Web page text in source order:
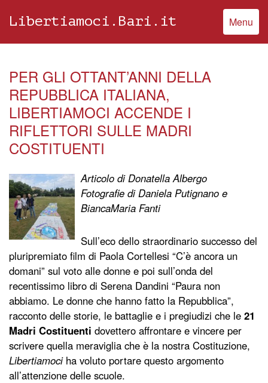
Libertiamoci.Bari.it Menu
PER GLI OTTANT’ANNI DELLA
REPUBBLICA ITALIANA,
LIBERTIAMOCI ACCENDE I
RIFLETTORI SULLE MADRI
COSTITUENTI
Articolo di Donatella Albergo
Fotografie di Daniela Putignano e
BiancaMaria Fanti
Sull’eco dello straordinario successo del
pluripremiato film di Paola Cortellesi “C’è ancora un
domani” sul voto alle donne e poi sull’onda del
recentissimo libro di Serena Dandini “Paura non
abbiamo. Le donne che hanno fatto la Repubblica”,
racconto delle storie, le battaglie e i pregiudizi che le 21
Madri Costituenti dovettero affrontare e vincere per
scrivere quella meraviglia che è la nostra Costituzione,
Libertiamoci ha voluto portare questo argomento
all’attenzione delle scuole.